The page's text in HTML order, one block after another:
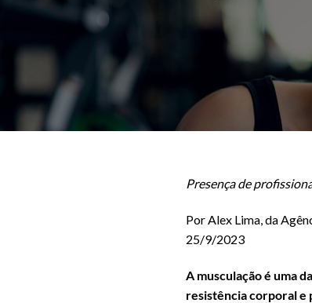
Presença de
Por Alex Lima, da
25/9/2023
A musculação é uma
resistência corporal e